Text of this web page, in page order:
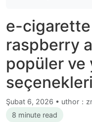
e-cigarette
raspberry
popüler
Şubat 6, 2026 • uthor：
8 minute read